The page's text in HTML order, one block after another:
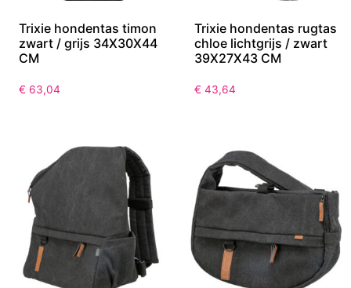
Trixie hondentas timon
zwart / grijs 34X30X44
CM
€ 63,04
Trixie hondentas rugtas
chloe lichtgrijs / zwart
39X27X43 CM
€ 43,64